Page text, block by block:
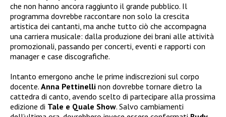
che non hanno ancora raggiunto il grande pubblico. Il
programma dovrebbe raccontare non solo la crescita
artistica dei cantanti, ma anche tutto ciò che accompagna
una carriera musicale: dalla produzione dei brani alle attività
promozionali, passando per concerti, eventi e rapporti con
manager e case discografiche.
Intanto emergono anche le prime indiscrezioni sul corpo
docente. Anna Pettinelli non dovrebbe tornare dietro la
cattedra di canto, avendo scelto di partecipare alla prossima
edizione di Tale e Quale Show. Salvo cambiamenti